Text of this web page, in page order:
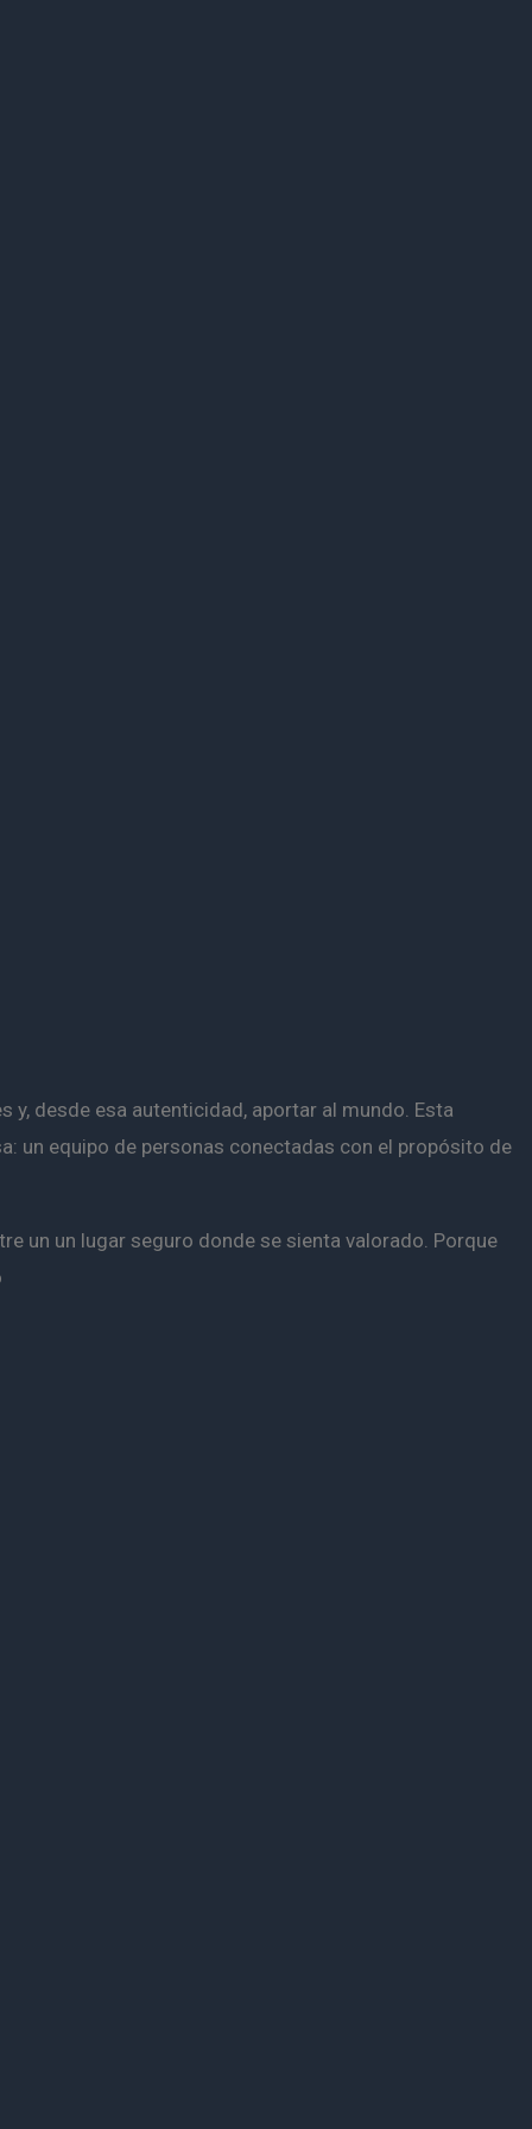
y, desde esa autenticidad, aportar al mundo. Esta
un equipo de personas conectadas con el propósito de
un un lugar seguro donde se sienta valorado. Porque